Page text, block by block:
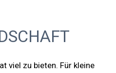
viel zu bieten. Für kleine